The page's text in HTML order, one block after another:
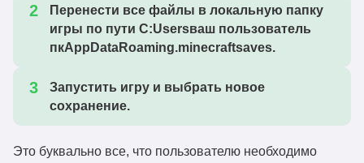
Перенести все файлы в локальную папку
игры по пути C:Usersваш пользователь
пкAppDataRoaming.minecraftsaves.
Запустить игру и выбрать новое
сохранение.
Это буквально все, что пользователю необходимо